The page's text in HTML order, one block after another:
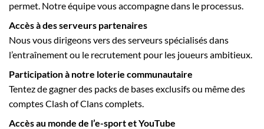
permet. Notre équipe vous accompagne dans le processus.
Accès à des serveurs partenaires
Nous vous dirigeons vers des serveurs spécialisés dans
l’entraînement ou le recrutement pour les joueurs ambitieux.
Participation à notre loterie communautaire
Tentez de gagner des packs de bases exclusifs ou même des
comptes Clash of Clans complets.
Accès au monde de l’e-sport et YouTube